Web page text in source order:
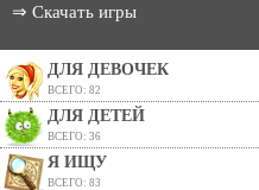
⇒ Скачать игры
ДЛЯ ДЕВОЧЕК
ВСЕГО: 82
ДЛЯ ДЕТЕЙ
ВСЕГО: 36
Я ИЩУ
ВСЕГО: 83